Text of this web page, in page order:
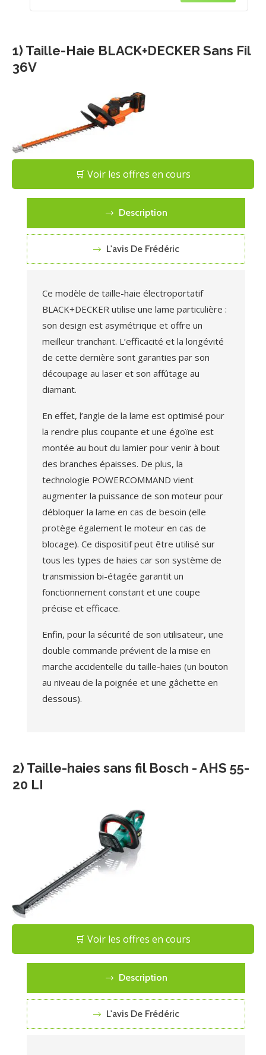
1) Taille-Haie BLACK+DECKER Sans Fil
36V
🛒 Voir les offres en cours
Description
L'avis De Frédéric
Ce modèle de taille-haie électroportatif
BLACK+DECKER utilise une lame particulière :
son design est asymétrique et offre un
meilleur tranchant. L’efficacité et la longévité
de cette dernière sont garanties par son
découpage au laser et son affûtage au
diamant.
En effet, l’angle de la lame est optimisé pour
la rendre plus coupante et une égoïne est
montée au bout du lamier pour venir à bout
des branches épaisses. De plus, la
technologie POWERCOMMAND vient
augmenter la puissance de son moteur pour
débloquer la lame en cas de besoin (elle
protège également le moteur en cas de
blocage). Ce dispositif peut être utilisé sur
tous les types de haies car son système de
transmission bi-étagée garantit un
fonctionnement constant et une coupe
précise et efficace.
Enfin, pour la sécurité de son utilisateur, une
double commande prévient de la mise en
marche accidentelle du taille-haies (un bouton
au niveau de la poignée et une gâchette en
dessous).
2) Taille-haies sans fil Bosch - AHS 55-
20 LI
🛒 Voir les offres en cours
Description
L'avis De Frédéric